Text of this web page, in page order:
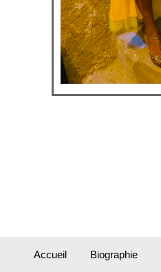
Accueil Biographie